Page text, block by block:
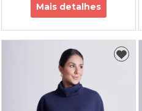
Mais detalhes